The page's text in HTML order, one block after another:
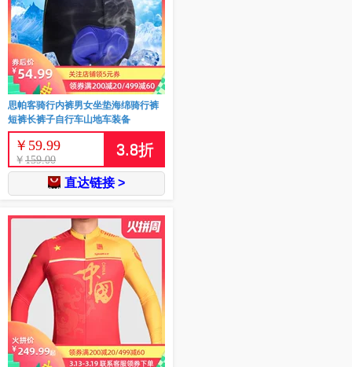
思帕客骑行内裤男女坐垫海绵骑行裤
短裤长裤子自行车山地车装备
￥ 59.99
￥ 159.00
3.8折
直达链接 >